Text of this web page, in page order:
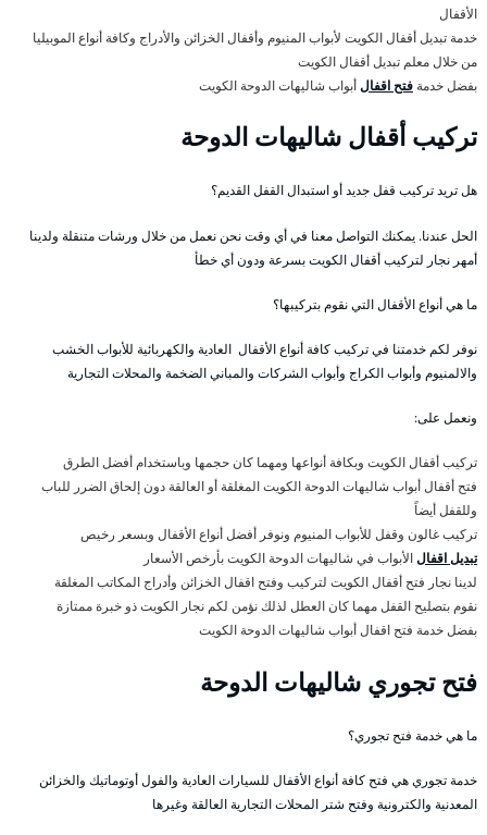
الأقفال
خدمة تبديل أقفال الكويت لأبواب المنيوم وأقفال الخزائن والأدراج وكافة أنواع الموبيليا
من خلال معلم تبديل أقفال الكويت
بفضل خدمة فتح اقفالأبواب شاليهات الدوحة الكويت
تركيب أقفال شاليهات الدوحة
هل تريد تركيب قفل جديد أو استبدال القفل القديم؟
الحل عندنا. يمكنك التواصل معنا في أي وقت نحن نعمل من خلال ورشات متنقلة ولدينا
أمهر نجار لتركيب أقفال الكويت بسرعة ودون أي خطأ
ما هي أنواع الأقفال التي نقوم بتركيبها؟
نوفر لكم خدمتنا في تركيب كافة أنواع الأقفال العادية والكهربائية للأبواب الخشب
والالمنيوم وأبواب الكراج وأبواب الشركات والمباني الضخمة والمحلات التجارية
ونعمل على:
تركيب أقفال الكويت وبكافة أنواعها ومهما كان حجمها وباستخدام أفضل الطرق
فتح أقفال أبواب شاليهات الدوحة الكويت المغلقة أو العالقة دون إلحاق الضرر للباب
وللقفل أيضاً
تركيب غالون وقفل للأبواب المنيوم ونوفر أفضل أنواع الأقفال وبسعر رخيص
تبديل اقفالالأبواب في شاليهات الدوحة الكويت بأرخص الأسعار
لدينا نجار فتح أقفال الكويت لتركيب وفتح اقفال الخزائن وأدراج المكاتب المغلقة
نقوم بتصليح القفل مهما كان العطل لذلك نؤمن لكم نجار الكويت ذو خبرة ممتازة
بفضل خدمة فتح اقفال أبواب شاليهات الدوحة الكويت
فتح تجوري شاليهات الدوحة
ما هي خدمة فتح تجوري؟
خدمة تجوري هي فتح كافة أنواع الأقفال للسيارات العادية والفول أوتوماتيك والخزائن
المعدنية والكترونية وفتح شتر المحلات التجارية العالقة وغيرها